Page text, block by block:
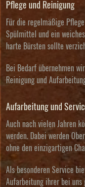
Pflege und Reinigung
Für die regelmäßige
Spülmittel und ein
harte Bürsten sollte
Bei Bedarf übernehmen
Reinigung und
Aufarbeitung und
Auch nach vielen Jahren
werden. Dabei werden
ohne den einzigartigen
Als besonderen Service
Aufarbeitung ihrer bei uns